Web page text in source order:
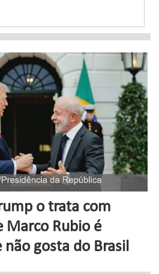
o trata com
Marco Rubio é
não gosta do Brasil